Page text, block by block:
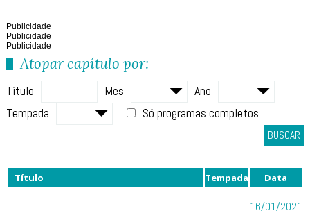
Publicidade
Publicidade
Publicidade
Atopar capítulo por:
Título Mes
Ano
Tempada
Só programas completos
BUSCAR
Título Tempada Data
16/01/2021